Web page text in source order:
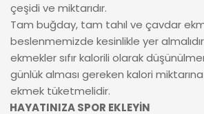
çeşidi ve miktarıdır.
Tam buğday, tam tahıl ve çavdar
beslenmemizde kesinlikle yer
ekmekler sıfır kalorili olarak
günlük alması gereken kalori
ekmek tüketmelidir.
HAYATINIZA SPOR EKLEYİN